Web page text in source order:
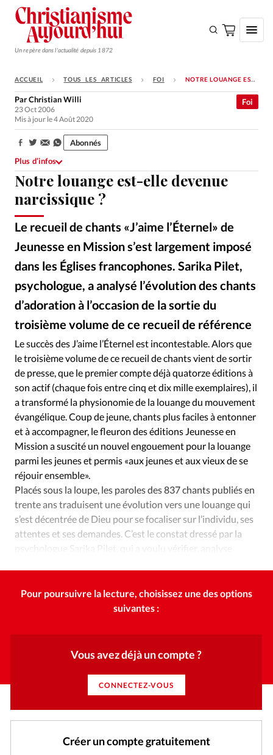
Un repère dans l'actualité depuis 1872
S'ABONNER
Monde
Opinions
Tous les articles
Faire un don
Emploi
Se connecter
Édition: Internationale
Devise: CHF
RUBRIQUES
Tous les articles
Actualité chrétienne
Actualité internationale
Chronique
Culture
Dossier
Eglises Foi Génération réveil
Monde
Opinions
Publireportage
Relations Aujourd'hui
Société
Tour du monde des Eglises
Trait d'Ixène
Vécu
Vie Intérieure
ACCUEIL TOUS LES ARTICLES FOI NOTRE LOUANGE EST-ELLE DEVENUE NARCISSIQUE ?
Notre louange est-elle devenue
narcissique ?
Le recueil de chants «J’aime l’Éternel» de
Jeunesse en Mission s’est largement imposé
dans les Églises francophones. Sarika Pilet,
psychologue, a analysé l’évolution des chants
d’adoration à l’occasion de la sortie du
troisième volume de ce recueil de référence
Foi
ParChristian Willi
23 Oct 2006
Mis à jour le 4 Août 2020
Partager:
Abonnés
Plus d’infos
©Alliance Presse
Le succès des J’aime l’Éternel est incontestable. Alors que
le troisième volume de ce recueil de chants vient de sortir
de presse, que le premier compte déjà quatorze éditions à
son actif (chaque fois entre cinq et dix mille exemplaires), il
a transformé la physionomie de la louange du mouvement
évangélique. Coup de jeune, chants plus faciles à entonner
et à accompagner, le fleuron des éditions Jeunesse en
Mission a suscité un nouvel engouement pour la louange
parmi les jeunes et permis «aux jeunes et aux vieux de se
réjouir ensemble».
Placés sous la loupe, les paroles des 837 chants publiés en
trente ans traduisent une évolution vers une louange qui
s’est décentrée de Dieu pour se focaliser sur l’individu, ses
attentes et ses demandes. C’est le constat dressé par la
psychologue Sarika Pilet, qui a voulu vérifier, analyse
Pour poursuivre la lecture, choisissez une des options
suivantes :
Vous avez déjà un compte ?
CONNECTEZ-VOUS
Créer un compte gratuitement